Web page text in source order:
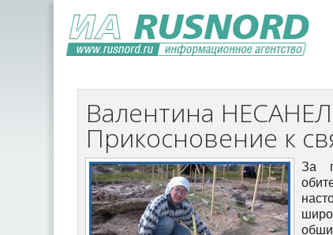
Валентина
Прикосновение к
За годы восстановления святой обители, с начала 90-х годов, вокруг настоятеля и братии образовался широкий дружеский круг, который обширен не только географически, но и тем, что объединяет самых разных по профессии людей – педагогов, врачей, писателей, художников, военных, ученых…Среди многочисленных направлений деятельности монастыря – духовно-педагогического, социального, миссионерского, иконописного - в этом году появилось, а точнее сказать, укрепилось на прочном основании еще одно – научное. Дело в том, что при монастыре в начале 90-х годов был создан Церковно-археологический кабинет, но его работа велась эпизодически, не было специалиста, который занимался бы этим глубоко. В этом году, наконец, нашелся профессионал, – работу Кабинета возглавила историк и археолог Валентина Николаевна НЕСАНЕЛЕНЕ. И вот уже минувшим летом в обители работала первая археологическая экспедиция, которой она руководила. Мы попросили рассказать Валентину Николаевну о себе, о Кабинете и археологических работах в монастыре. - По образованию я - историк, окончила Сыктывкарский университет, и с первого курса специализировалась по археологии, ездила в экспедиции. Еще учась в школе, я попала в первую экспедицию, а потом целенаправленно поступила на исторический